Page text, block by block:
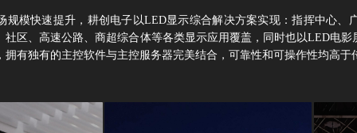
规模快速提升，耕创电子以LED显示综合解决方案实现：指挥中心
社区、高速公路、商超综合体等各类显示应用覆盖，同时也以LED电
拥有独有的主控软件与主控服务器完美结合，可靠性和可操作性均高